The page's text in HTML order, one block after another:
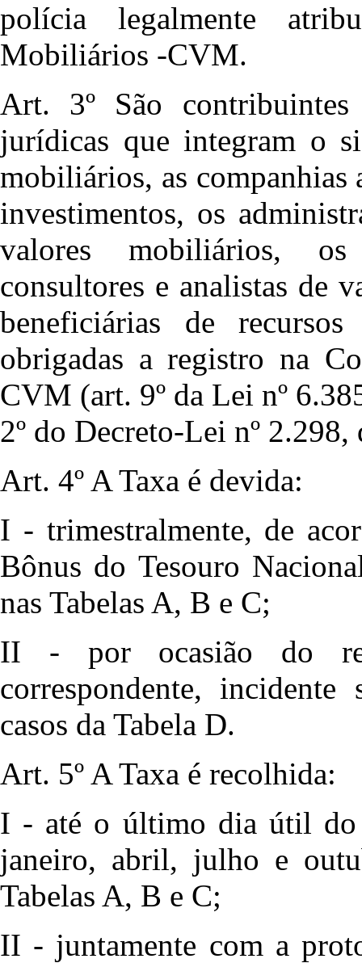
polícia legalmente
Mobiliários -CVM.
Art. 3º São
jurídicas que integram o
mobiliários, as companhias
investimentos, os
valores mobiliários, os
consultores e analistas de
beneficiárias de
obrigadas a registro na
CVM (art. 9º da Lei nº
2º do Decreto-Lei nº
Art. 4º A Taxa é devida:
I - trimestralmente, de
Bônus do Tesouro
nas Tabelas A, B e C;
II - por ocasião do
correspondente,
casos da Tabela D.
Art. 5º A Taxa é recolhida:
I - até o último dia útil do
janeiro, abril, julho e
Tabelas A, B e C;
II - juntamente com a